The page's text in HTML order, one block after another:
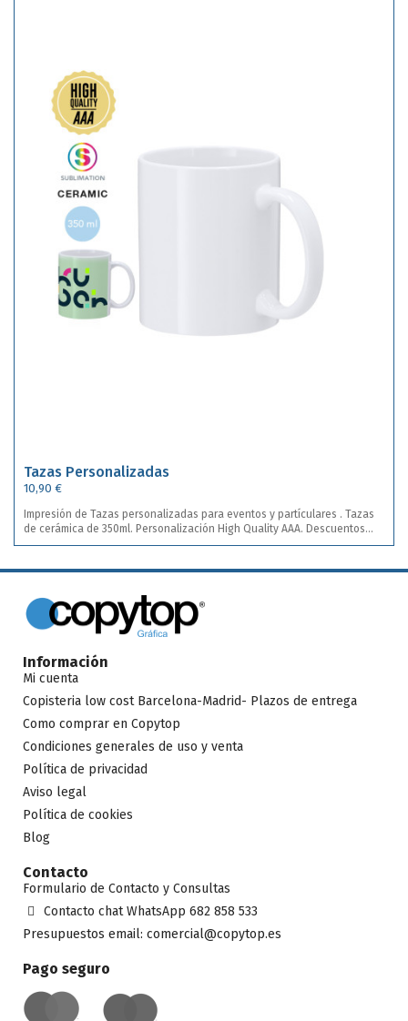
Tazas Personalizadas
10,90 €
Impresión de Tazas personalizadas para eventos y partículares . Tazas
de cerámica de 350ml. Personalización High Quality AAA. Descuentos
automátizados por cantidades. Desde 5,45€
Información
Mi cuenta
Copisteria low cost Barcelona-Madrid- Plazos de entrega
Como comprar en Copytop
Condiciones generales de uso y venta
Política de privacidad
Aviso legal
Política de cookies
Blog
Contacto
Formulario de Contacto y Consultas
Contacto chat WhatsApp 682 858 533
Presupuestos email: comercial@copytop.es
Pago seguro